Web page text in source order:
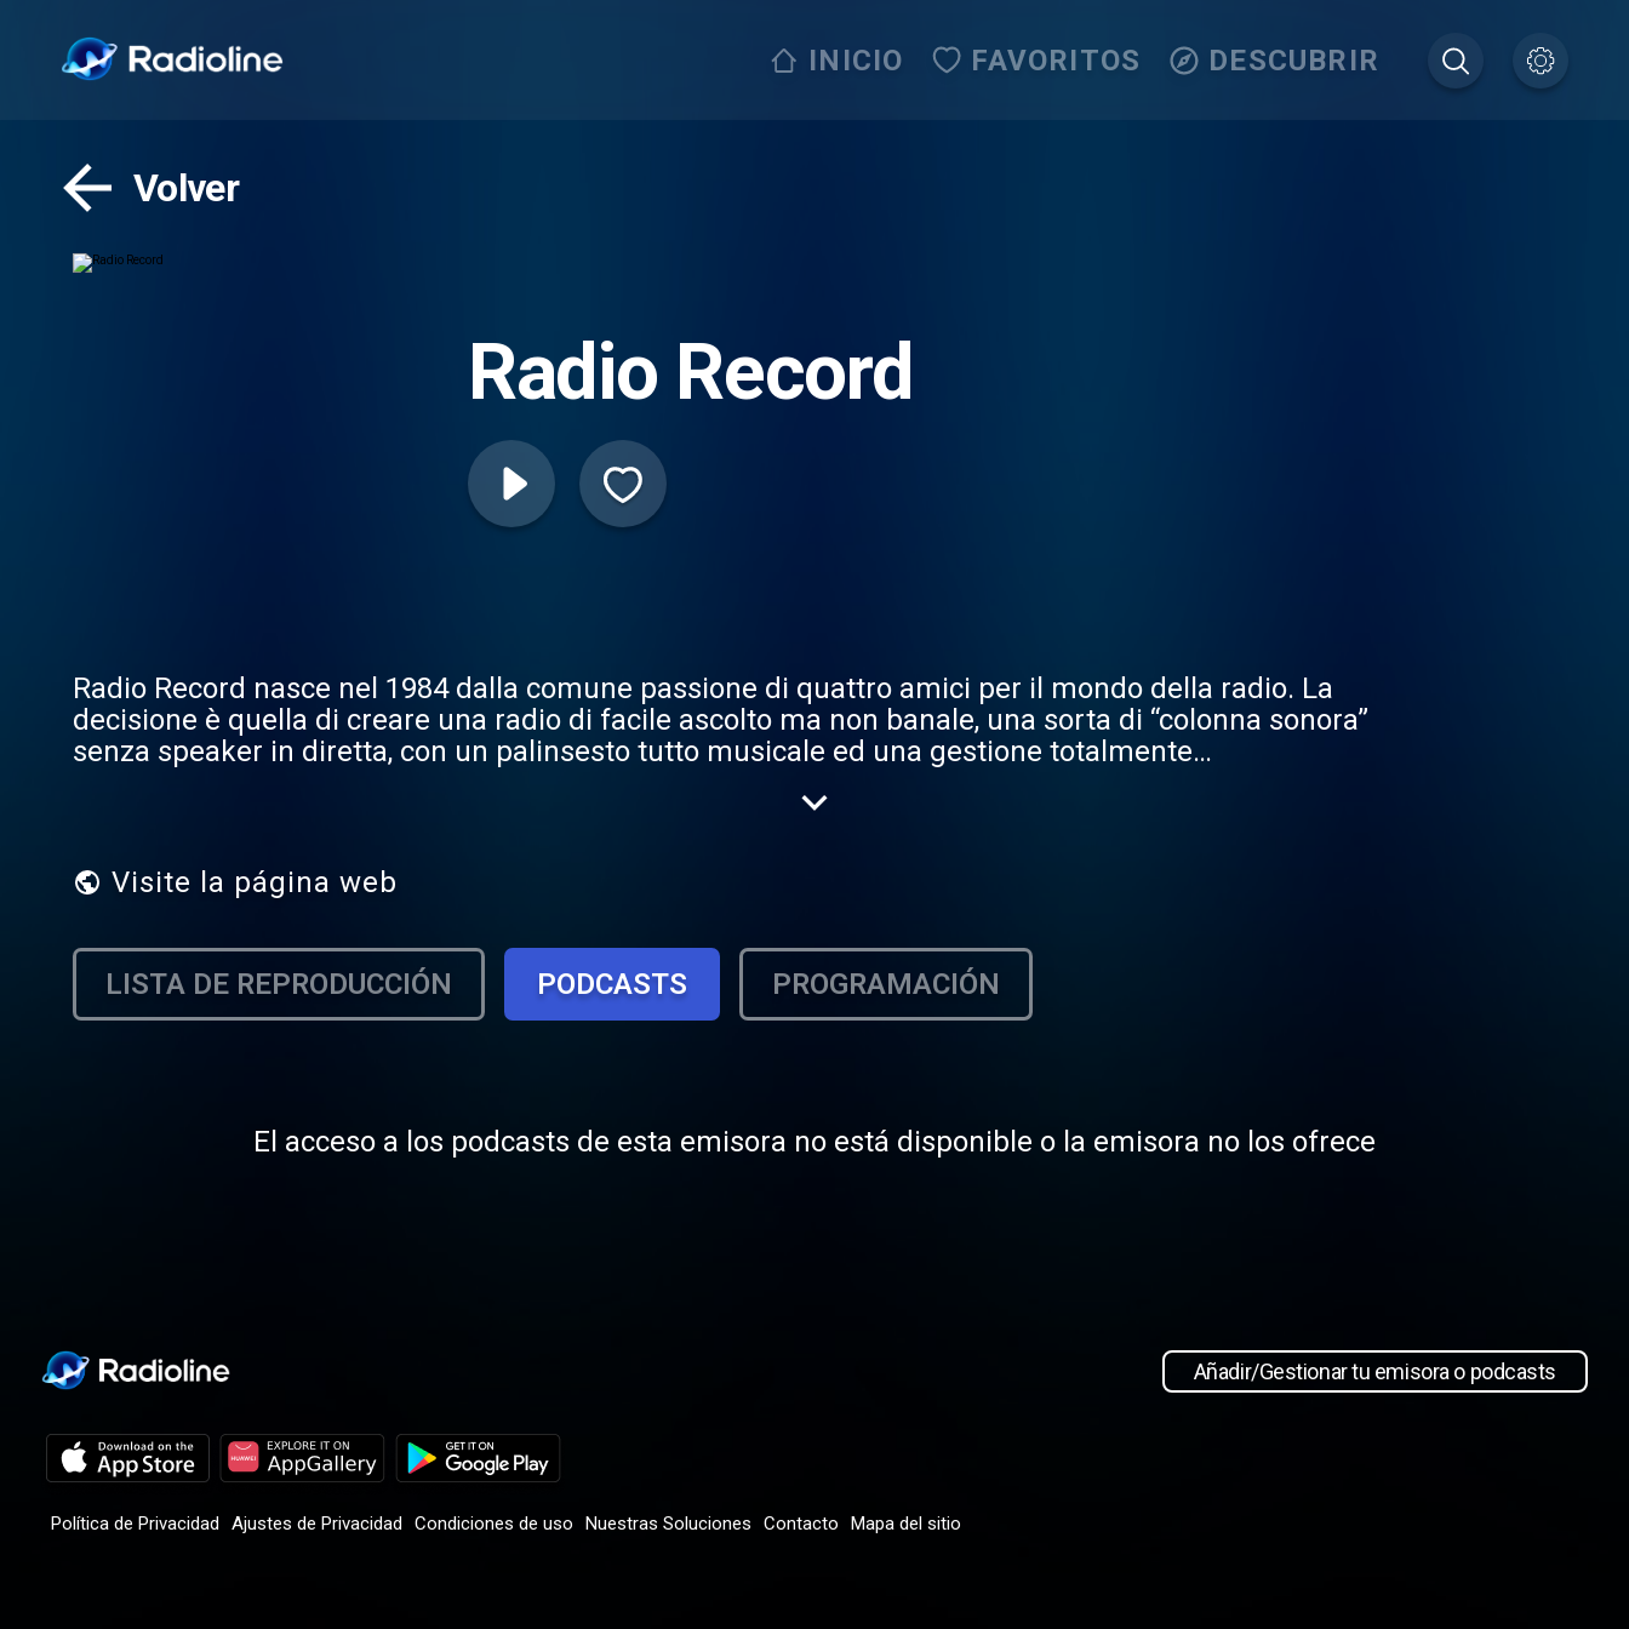
INICIO FAVORITOS DESCUBRIR
Volver
Radio Record
Radio Record nasce nel 1984 dalla comune passione di quattro amici per il mondo della radio. La
decisione è quella di creare una radio di facile ascolto ma non banale, una sorta di “colonna sonora”
senza speaker in diretta, con un palinsesto tutto musicale ed una gestione totalmente
Visite la página web
LISTA DE REPRODUCCIÓN PODCASTS PROGRAMACIÓN
El acceso a los podcasts de esta emisora no está disponible o la emisora no los ofrece
Añadir/Gestionar tu emisora o podcasts
Política de Privacidad Ajustes de Privacidad Condiciones de uso Nuestras Soluciones Contacto Mapa del sitio